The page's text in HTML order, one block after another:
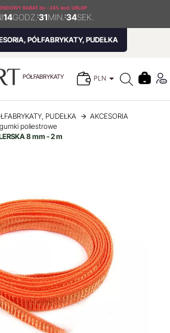
RABATdo - 24% kod: URLOP
14GODZ. :31MIN. :34SEK.
PÓŁFABRYKATY, PUDEŁKA
PÓŁFABRYKATY PLN
PUDEŁKA
AKCESORIA
gumki poliestrowe
8 mm - 2 m